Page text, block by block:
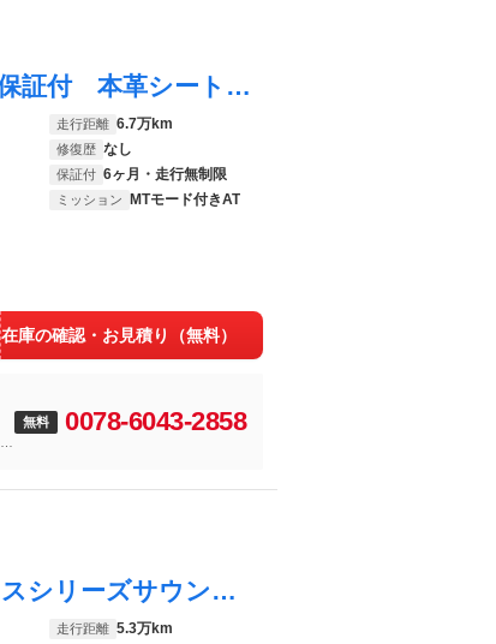
スカイライン ４００Ｒ ６ヶ月走行距離無制限保証付 本革シート 純正メーカーナビ フルセグＴＶ アラウンドビューモニター ＥＴＣ２．０ 禁煙車 衝突軽減ブレーキ レーダークルーズコントロール シートヒーター パワーシート
走行距離 6.7万km
修復歴 なし
保証付 6ヶ月・走行無制限
ミッション MTモード付きAT
在庫の確認・お見積り（無料）
無料 0078-6043-2858
スカイライン ４００Ｒ ＢＯＳＥパフォーマンスシリーズサウンドシステム／ＡｐｐｌｅＣａｒＰｌａｙ／シートポジションメモリー／全周囲カメラ／シートヒータ―／全方位運転支援システム／フジツボマフラー／パワーシート／
走行距離 5.3万km